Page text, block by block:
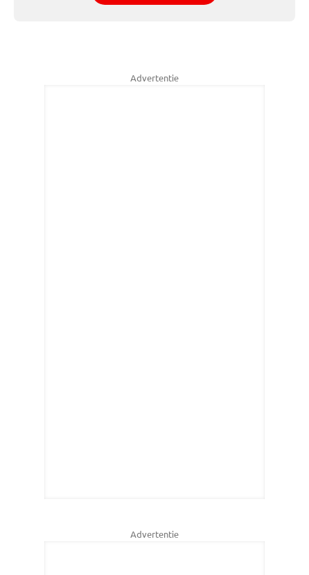
Advertentie
Advertentie